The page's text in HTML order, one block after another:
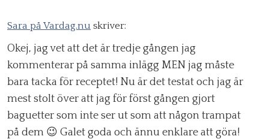
Sara på Vardag.nu skriver:
Okej, jag vet att det är tredje gången jag
kommenterar på samma inlägg MEN jag måste
bara tacka för receptet! Nu är det testat och jag är
mest stolt över att jag för först gången gjort
baguetter som inte ser ut som att någon trampat
på dem 😉 Galet goda och ännu enklare att göra!